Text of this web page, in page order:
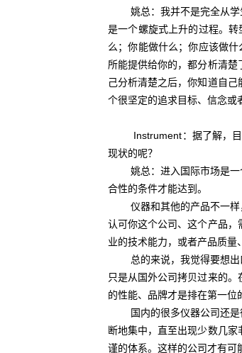
姚总：我并不是完全从学生
是一个螺旋式上升的过程。
么；你能做什么；你应该做
所能提供给你的，都分析清
己分析清楚之后，你知道自
个很坚定的追求目标、信念或
Instrument：据了解，目前
现状的呢？
姚总：进入国际市场是一个
合性的条件才能达到。
仪器和其他的产品不一样，
认可你这个公司、这个产品
业的技术能力，或者产品质量
总的来说，我觉得要想出口
只是从国外公司拷贝过来的
的性能、品牌才是排在第一位
国内的很多仪器公司还是很
断地集中，直至出现少数几
谨的体系。这样的公司才有可